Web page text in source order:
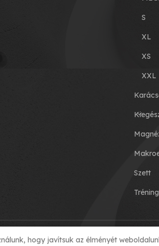
S
XL
XS
XXL
Szett
ROCK KFT. made by
hogy javítsuk az élményét